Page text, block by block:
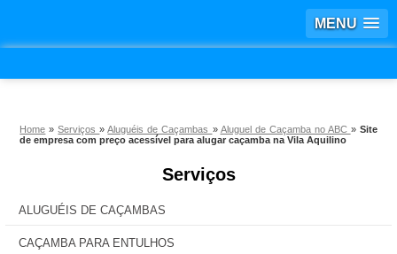
MENU
Home »Serviços»Aluguéis de Caçambas » Aluguel de Caçamba no ABC » Site
de empresa com preço acessível para alugar caçamba na Vila Aquilino
Serviços
ALUGUÉIS DE CAÇAMBAS
CAÇAMBA PARA ENTULHOS